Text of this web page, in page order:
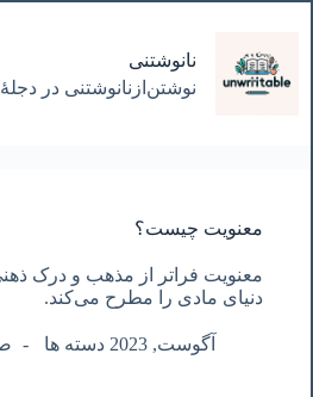
محتوا
نانوشتنی
نوشتن‌از‌نانوشتنی‌ در‌
معنویت چیست؟
معنویت فراتر از مذهب و درک
دنیای مادی را مطرح می‌کند.
آگوست, 2023 دسته ها